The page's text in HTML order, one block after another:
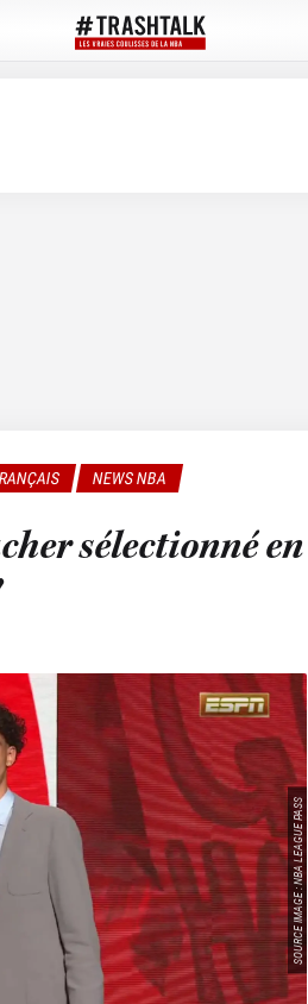
NEWS NBA
sélectionné en
SOURCE IMAGE : NBA LEAGUE PASS